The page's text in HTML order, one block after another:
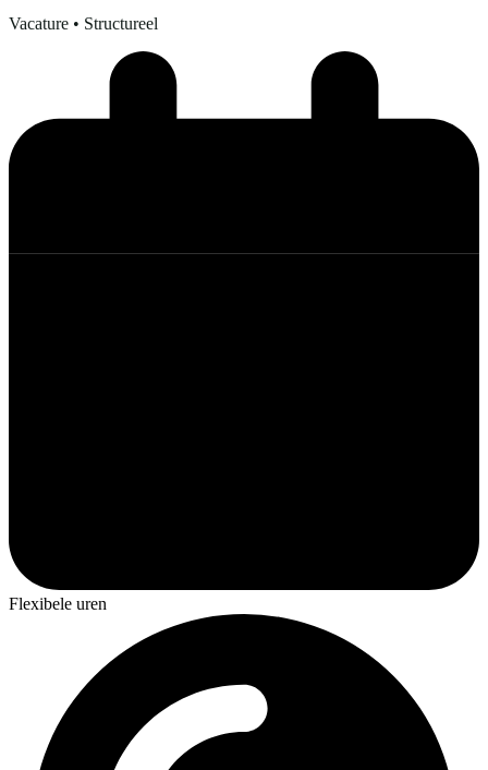
Vacature • Structureel
Flexibele uren